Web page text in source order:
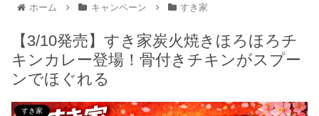
ホーム キャンペーン すき家
【3/10発売】すき家炭火焼きほろほろチ
キンカレー登場！骨付きチキンがスプー
ンでほぐれる
すき家